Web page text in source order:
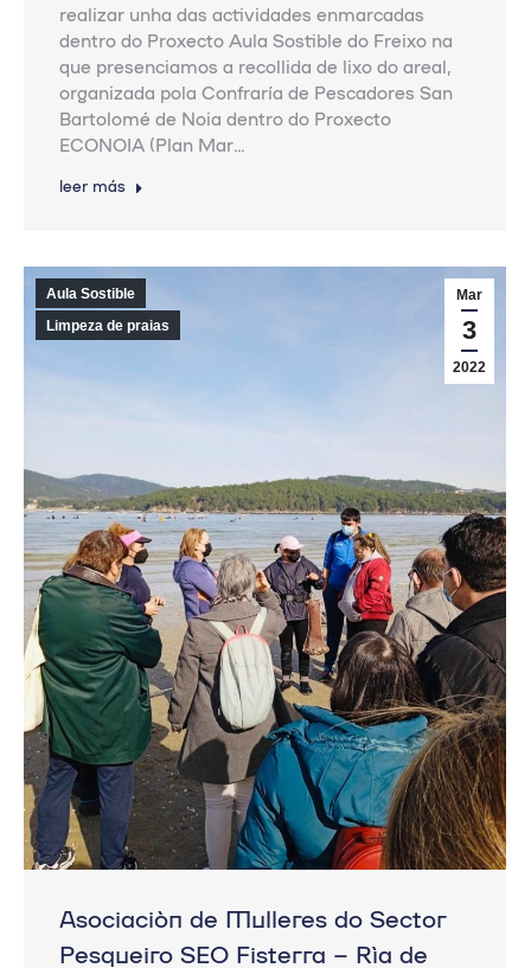
realizar unha das actividades enmarcadas
dentro do Proxecto Aula Sostible do Freixo na
que presenciamos a recollida de lixo do areal,
organizada pola Confraría de Pescadores San
Bartolomé de Noia dentro do Proxecto
ECONOIA (Plan Mar…
leer más
Mar
3
2022
Aula Sostible
Limpeza de praias
Asociación de Mulleres do Sector
Pesqueiro SEO Fisterra – Ría de